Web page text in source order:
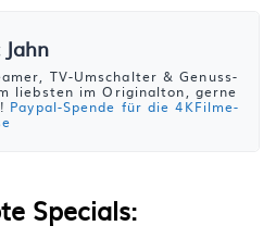
TV-Umschalter & Genuss-
liebsten im Originalton, gerne
Paypal-Spende für die 4KFilme-
Specials: